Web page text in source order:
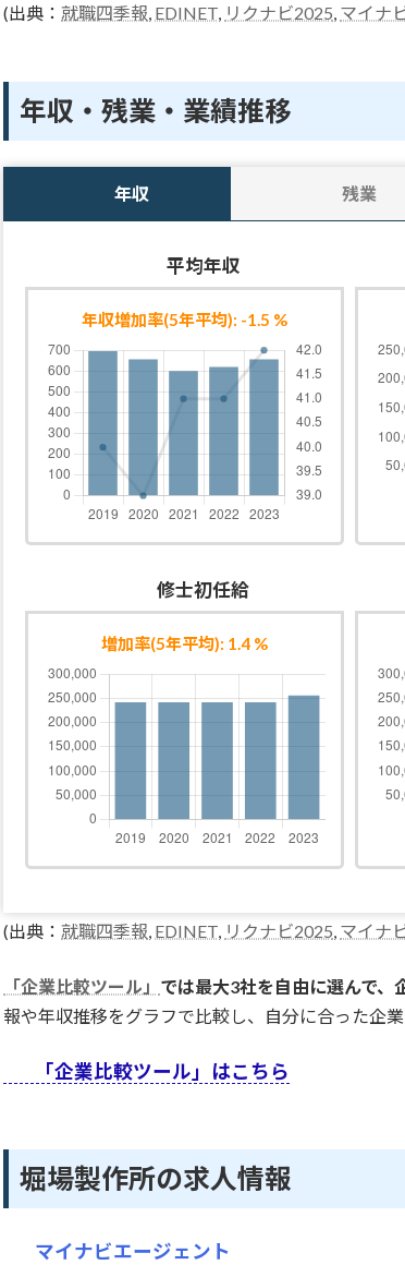
(出典： 就職四季報 EDINET リクナビ2025 マイナ
年収・残業・業績推移
年収 残業
平均年収
年収増加率(5年平均): -1.5 %
修士初任給
増加率(5年平均): 1.4 %
(出典： 就職四季報, EDINET, リクナビ2025, マイナ
「企業比較ツール」 では最大3社を自由に選んで、
報や年収推移をグラフで比較し、自分に合った企業
「企業比較ツール」はこちら
堀場製作所の求人情報
マイナビエージェント